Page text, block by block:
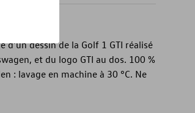
d'un dessin de la Golf 1 GTI réalisé
et du logo GTI au dos. 100 %
: lavage en machine à 30 °C. Ne